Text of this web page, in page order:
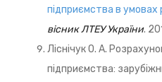
підприємства в умовах
вісник ЛТЕУ України.
Ліснічук О. А.
підприємства: